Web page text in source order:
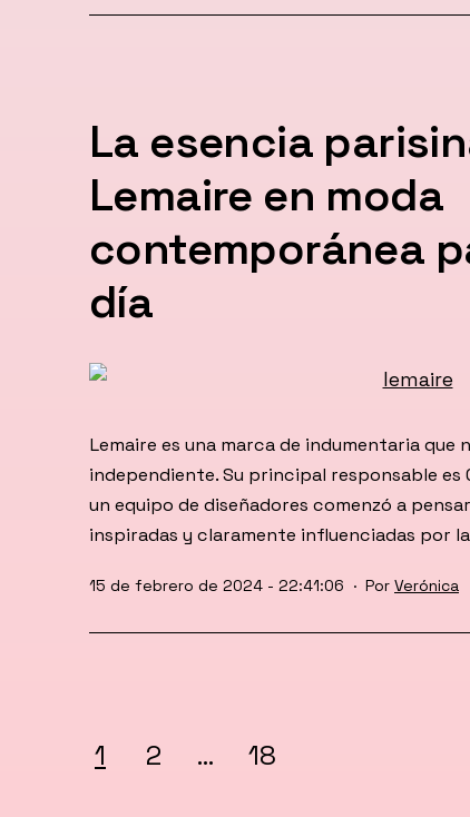
La esencia
Lemaire en moda
contemporánea
día
Lemaire es una marca de indumentaria
independiente. Su principal responsable es
un equipo de diseñadores comenzó a
inspiradas y claramente influenciadas por
Publicada
15 de febrero de 2024 - 22:41:06 Por Verónica
Paginación
1 2 … 18